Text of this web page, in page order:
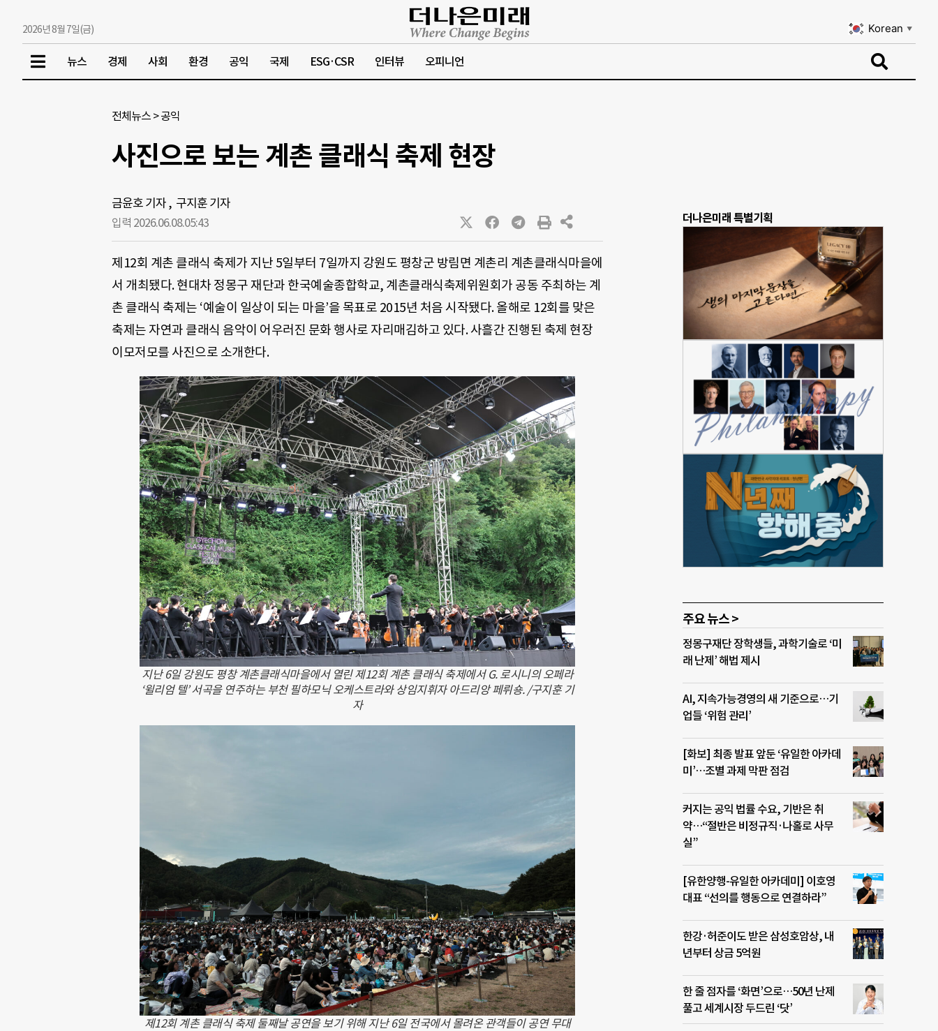
2026년 8월 7일(금) Korean ▼
뉴스 경제 사회 환경 공익 국제 ESG·CSR 인터뷰 오피니언
전체뉴스 >공익
사진으로 보는 계촌 클래식 축제 현장
금윤호 기자, 구지훈 기자
입력 2026.06.08.05:43
제12회 계촌 클래식 축제가 지난 5일부터 7일까지 강원도 평창군 방림면 계촌리 계촌클래식마을에
서 개최됐다. 현대차 정몽구 재단과 한국예술종합학교, 계촌클래식축제위원회가 공동 주최하는 계
촌 클래식 축제는 ‘예술이 일상이 되는 마을’을 목표로 2015년 처음 시작됐다. 올해로 12회를 맞은
축제는 자연과 클래식 음악이 어우러진 문화 행사로 자리매김하고 있다. 사흘간 진행된 축제 현장
이모저모를 사진으로 소개한다.
지난 6일 강원도 평창 계촌클래식마을에서 열린 제12회 계촌 클래식 축제에서 G. 로시니의 오페라
‘윌리엄 텔’ 서곡을 연주하는 부천 필하모닉 오케스트라와 상임지휘자 아드리앙 페뤼숑. /구지훈 기
자
제12회 계촌 클래식 축제 둘째날 공연을 보기 위해 지난 6일 전국에서 몰려온 관객들이 공연 무대
더나은미래 특별기획
주요 뉴스 >
정몽구재단 장학생들, 과학기술로 ‘미
래 난제’ 해법 제시
AI, 지속가능경영의 새 기준으로…기
업들 ‘위험 관리’
[화보] 최종 발표 앞둔 ‘유일한 아카데
미’…조별 과제 막판 점검
커지는 공익 법률 수요, 기반은 취
약…“절반은 비정규직·나홀로 사무
실”
[유한양행-유일한 아카데미] 이호영
대표 “선의를 행동으로 연결하라”
한강·허준이도 받은 삼성호암상, 내
년부터 상금 5억원
한 줄 점자를 ‘화면’으로…50년 난제
풀고 세계시장 두드린 ‘닷’